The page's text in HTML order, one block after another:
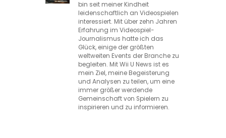
bin seit meiner Kindheit
leidenschaftlich an Videospielen
interessiert. Mit über zehn Jahren
Erfahrung im Videospiel-
Journalismus hatte ich das
Glück, einige der größten
weltweiten Events der Branche zu
begleiten. Mit Wii U News ist es
mein Ziel, meine Begeisterung
und Analysen zu teilen, um eine
immer größer werdende
Gemeinschaft von Spielern zu
inspirieren und zu informieren.